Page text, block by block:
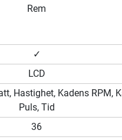
Rem
✓
LCD
Hastighet, Kadens RPM,
Puls, Tid
36